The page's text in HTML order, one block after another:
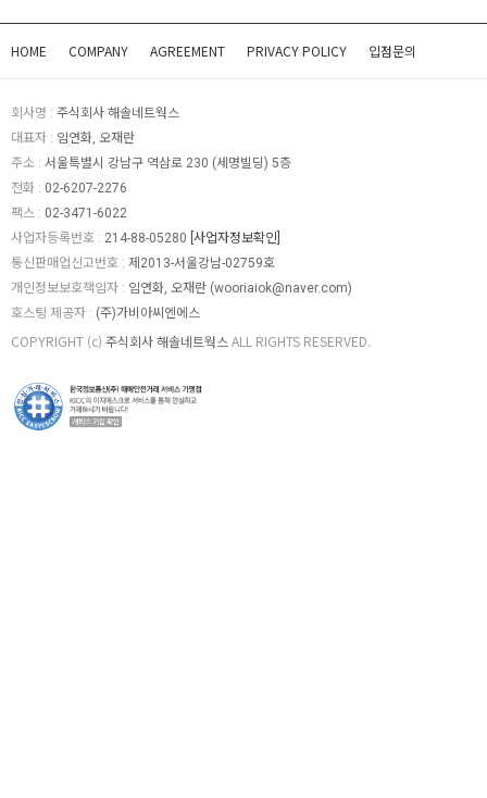
HOME COMPANY AGREEMENT PRIVACY POLICY 입점문의
회사명 : 주식회사 해솔네트웍스
대표자 : 임연화, 오재란
주소 : 서울특별시 강남구 역삼로 230 (세명빌딩) 5층
전화 : 02-6207-2276
팩스 : 02-3471-6022
사업자등록번호 : 214-88-05280 [사업자정보확인]
통신판매업신고번호 : 제2013-서울강남-02759호
개인정보보호책임자 : 임연화, 오재란 (wooriaiok@naver.com)
호스팅 제공자 : (주)가비아씨엔에스
COPYRIGHT (c) 주식회사 해솔네트웍스 ALL RIGHTS RESERVED.